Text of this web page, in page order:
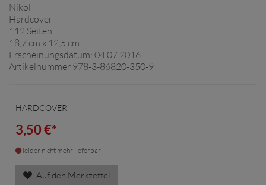
Nikol
Hardcover
112 Seiten
18,7 cm x 12,5 cm
Erscheinungsdatum: 04.07.2016
Artikelnummer 978-3-86820-350-9
HARDCOVER
3,50 €*
leider nicht mehr lieferbar
Auf den Merkzettel